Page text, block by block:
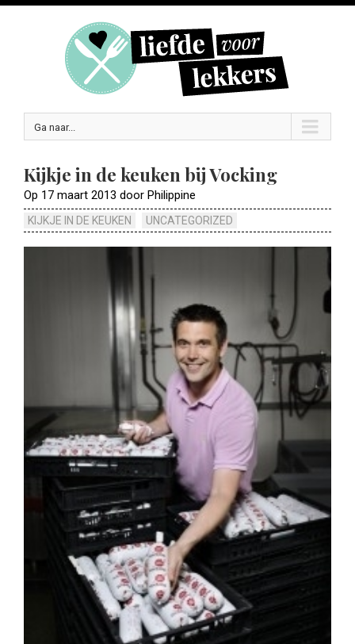
Ga naar...
Kijkje in de keuken bij Vocking
Op 17 maart 2013 door Philippine
KIJKJE IN DE KEUKEN UNCATEGORIZED